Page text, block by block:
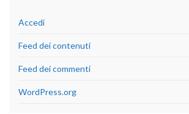
Accedi
Feed dei contenuti
Feed dei commenti
WordPress.org